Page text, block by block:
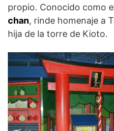
propio. Conocido como
chan, rinde homenaje a
hija de la torre de Kioto.